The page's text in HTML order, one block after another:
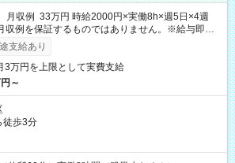
収例 33万円 時給2000円×実働8h×週5日×4週
例を保証するものではありません。※給与即受
利用可（利用条件有）
支給あり
3万円を上限として実費支給
～
徒歩3分